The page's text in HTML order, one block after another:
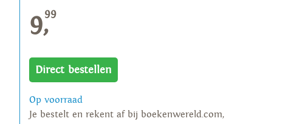
9,99
Direct bestellen
Op voorraad
Je bestelt en rekent af bij boekenwereld.com,